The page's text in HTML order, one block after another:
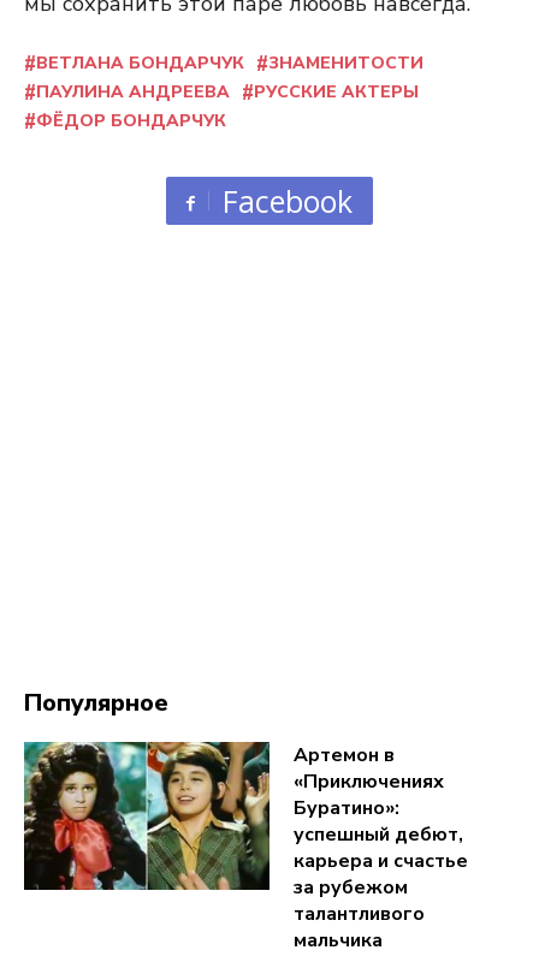
ВЕТЛАНА БОНДАРЧУК
ЗНАМЕНИТОСТИ
ПАУЛИНА АНДРЕЕВА
РУССКИЕ АКТЕРЫ
ФЁДОР БОНДАРЧУК
Facebook
Популярное
Артемон в
«Приключениях
Буратино»:
успешный дебют,
карьера и счастье
за рубежом
талантливого
мальчика